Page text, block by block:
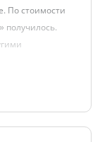
По стоимости
получилось.